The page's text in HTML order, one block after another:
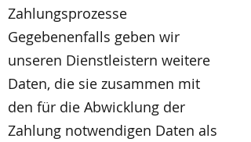
Zahlungsprozesse
Gegebenenfalls geben wir
unseren Dienstleistern weitere
Daten, die sie zusammen mit
den für die Abwicklung der
Zahlung notwendigen Daten als